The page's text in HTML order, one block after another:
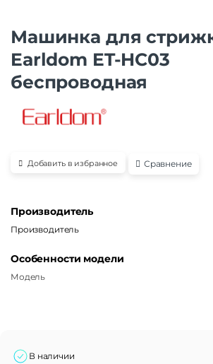
Машинка для
Earldom ET-HC03
беспроводная
Добавить в избранное Сравнение
Производитель
Производитель
Особенности модели
Модель
В наличии